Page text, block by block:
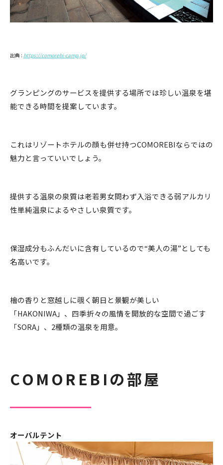
出典 : https://comorebi-camp.jp/
グランピングのサービスを提供する場所では珍しい温泉を堪
能できる時間を提案しています。
これはリゾートホテルの顔も併せ持つCOMOREBIならではの
魅力と言っていいでしょう。
提供する温泉の泉質は老若男女問わず入浴できる弱アルカリ
性単純温泉によるやさしい泉質です。
保湿成分もふんだいに含有しているので“美人の湯”としても
名高いです。
檜の香りと窓越しに覗く朝日と景観が美しい
「HAKONIWA」、四季折々の風情を開放的な空間で過ごす
「SORA」、2種類の温泉を用意。
COMOREBIの部屋
オーバルテント